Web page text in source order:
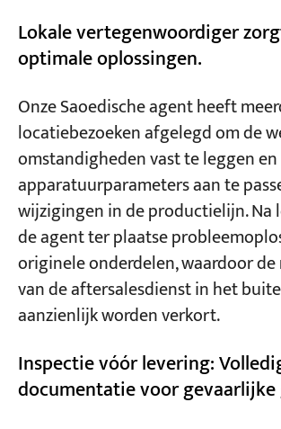
Lokale vertegenwoordiger
optimale oplossingen.
Onze Saoedische agent heeft
locatiebezoeken afgelegd om de
omstandigheden vast te leggen
apparatuurparameters aan te
wijzigingen in de productielijn. Na
de agent ter plaatse
originele onderdelen, waardoor
van de aftersalesdienst in het
aanzienlijk worden verkort.
Inspectie vóór levering:
documentatie voor gevaarlijke